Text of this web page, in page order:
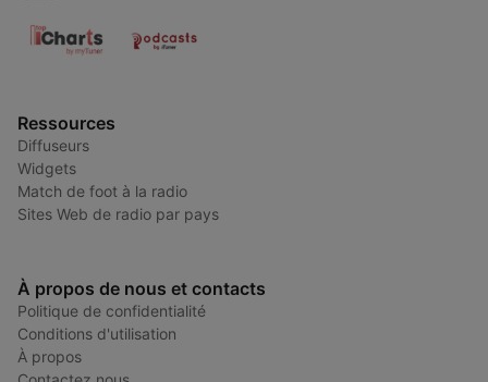
Ressources
Diffuseurs
Widgets
Match de foot à la radio
Sites Web de radio par pays
À propos de nous et contacts
Politique de confidentialité
Conditions d'utilisation
À propos